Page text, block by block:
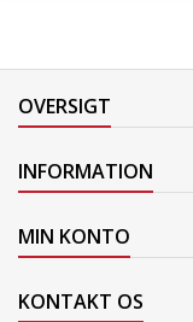
OVERSIGT
INFORMATION
MIN KONTO
KONTAKT OS